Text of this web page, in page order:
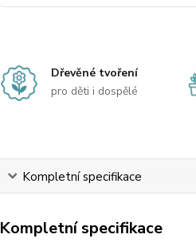
Dřevěné tvoření
pro děti i dospělé
Kompletní specifikace
Kompletní specifikace